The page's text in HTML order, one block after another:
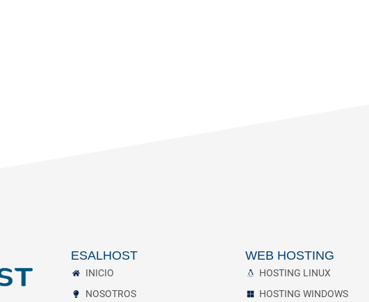
ESALHOST
INICIO
NOSOTROS
WEB HOSTING
HOSTING LINUX
HOSTING WINDOWS